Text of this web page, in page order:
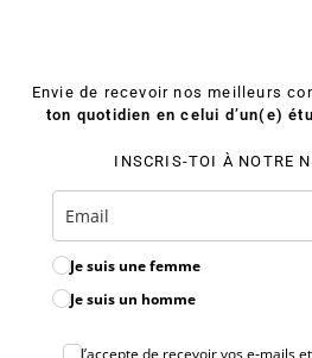
Envie de recevoir nos meilleurs
ton quotidien en celui d’un(e)
INSCRIS-TOI À NOTRE
Je suis une femme
Je suis un homme
J’accepte de recevoir vos e‑mails